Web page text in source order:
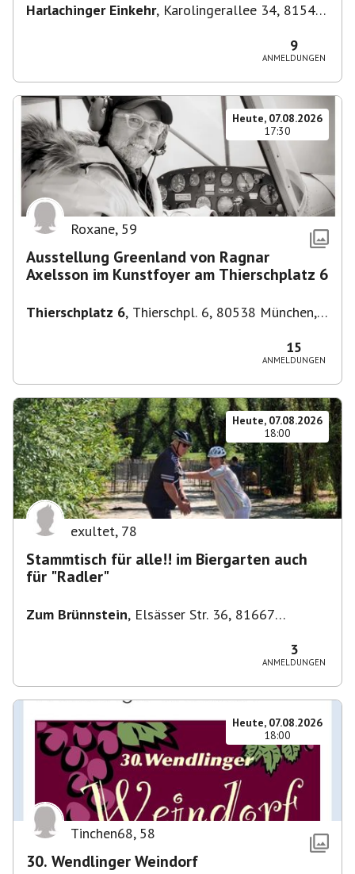
Harlachinger Einkehr, Karolingerallee 34, 81545
9
ANMELDUNGEN
Heute, 07.08.2026
17:30
Roxane, 59
Ausstellung Greenland von Ragnar
Axelsson im Kunstfoyer am Thierschplatz 6
Thierschplatz 6, Thierschpl. 6, 80538 München,
15
ANMELDUNGEN
Heute, 07.08.2026
18:00
exultet, 78
Stammtisch für alle!! im Biergarten auch
für "Radler"
Zum Brünnstein, Elsässer Str. 36, 81667
3
ANMELDUNGEN
Heute, 07.08.2026
18:00
Tinchen68, 58
30. Wendlinger Weindorf